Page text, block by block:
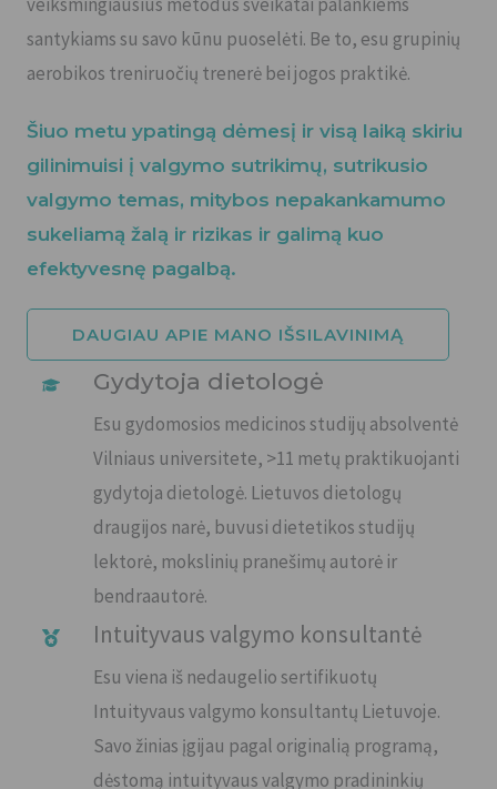
veiksmingiausius metodus sveikatai palankiems
santykiams su savo kūnu puoselėti. Be to, esu grupinių
aerobikos treniruočių trenerė bei jogos praktikė.
Šiuo metu ypatingą dėmesį ir visą laiką skiriu
gilinimuisi į valgymo sutrikimų, sutrikusio
valgymo temas, mitybos nepakankamumo
sukeliamą žalą ir rizikas ir galimą kuo
efektyvesnę pagalbą.
DAUGIAU APIE MANO IŠSILAVINIMĄ
Gydytoja dietologė
Esu gydomosios medicinos studijų absolventė
Vilniaus universitete, >11 metų praktikuojanti
gydytoja dietologė. Lietuvos dietologų
draugijos narė, buvusi dietetikos studijų
lektorė, mokslinių pranešimų autorė ir
bendraautorė.
Intuityvaus valgymo konsultantė
Esu viena iš nedaugelio sertifikuotų
Intuityvaus valgymo konsultantų Lietuvoje.
Savo žinias įgijau pagal originalią programą,
dėstomą intuityvaus valgymo pradininkių